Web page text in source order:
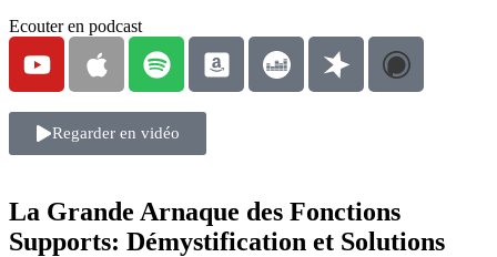
Ecouter en podcast
Regarder en vidéo
La Grande Arnaque des Fonctions
Supports: Démystification et Solutions